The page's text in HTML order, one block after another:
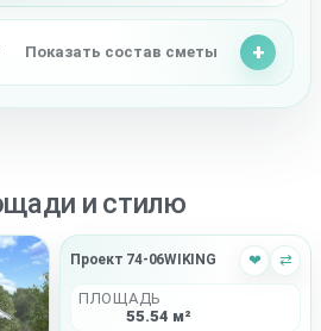
Показать состав сметы
и стилю
Проект 74-06WIKING ❤ ⇄
ПЛОЩАДЬ
55.54 м²